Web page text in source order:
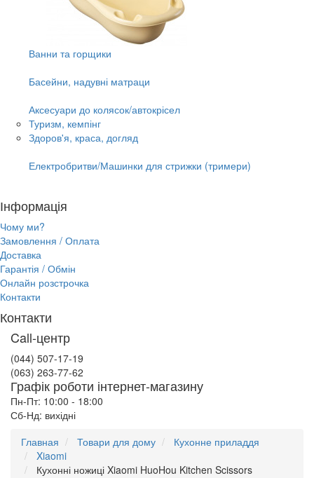
Ванни та горщики
Басейни, надувні матраци
Аксесуари до колясок/автокрісел
Туризм, кемпінг
Здоров'я, краса, догляд
Електробритви/Машинки для стрижки (тримери)
Інформація
Чому ми?
Замовлення / Оплата
Доставка
Гарантія / Обмін
Онлайн розстрочка
Контакти
Контакти
Call-центр
(044) 507-17-19
(063) 263-77-62
Графік роботи інтернет-магазину
Пн-Пт: 10:00 - 18:00
Сб-Нд: вихідні
Главная
Товари для дому
Кухонне приладдя
Xiaomi
Кухонні ножиці Xiaomi HuoHou Kitchen Scissors